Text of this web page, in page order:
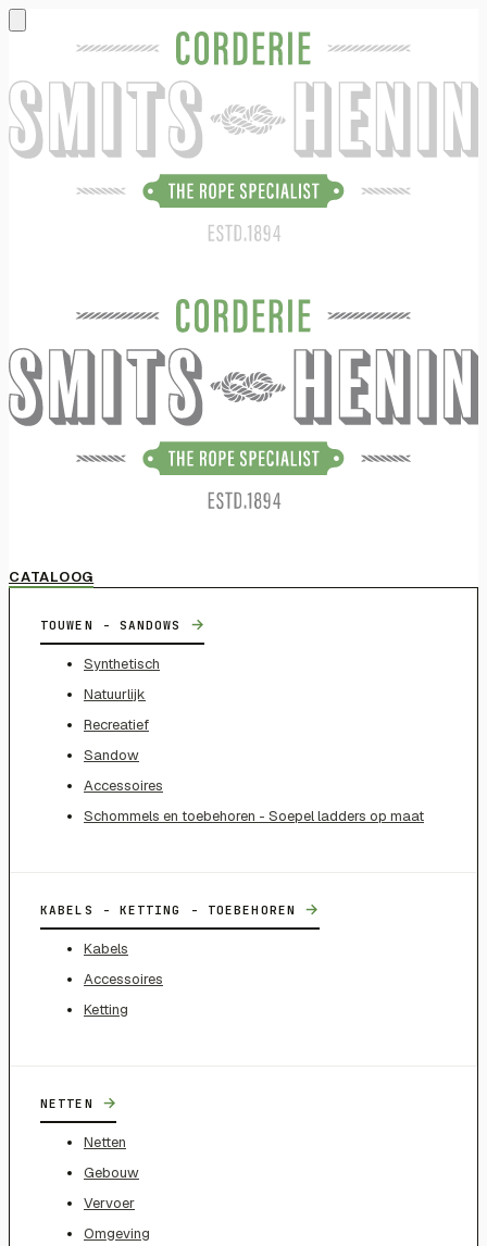
CATALOOG
TOUWEN - SANDOWS →
Synthetisch
Natuurlijk
Recreatief
Sandow
Accessoires
Schommels en toebehoren - Soepel ladders op maat
KABELS - KETTING - TOEBEHOREN →
Kabels
Accessoires
Ketting
NETTEN →
Netten
Gebouw
Vervoer
Omgeving